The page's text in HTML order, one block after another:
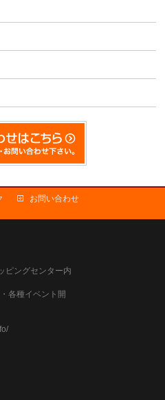
お問い合わせ
ピングセンター内
各種イベント開